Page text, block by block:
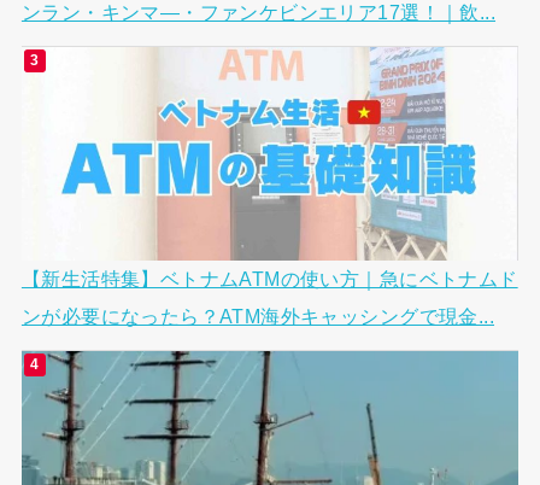
ンラン・キンマ―・ファンケビンエリア17選！｜飲...
【新生活特集】ベトナムATMの使い方｜急にベトナムド
ンが必要になったら？ATM海外キャッシングで現金...